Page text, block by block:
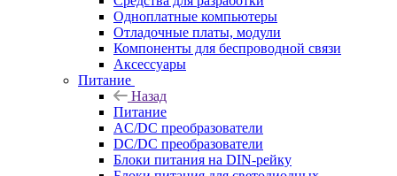
Одноплатные компьютеры
Отладочные платы, модули
Компоненты для беспроводной связи
Аксессуары
Питание
Назад
Питание
AC/DC преобразователи
DC/DC преобразователи
Блоки питания на DIN-рейку